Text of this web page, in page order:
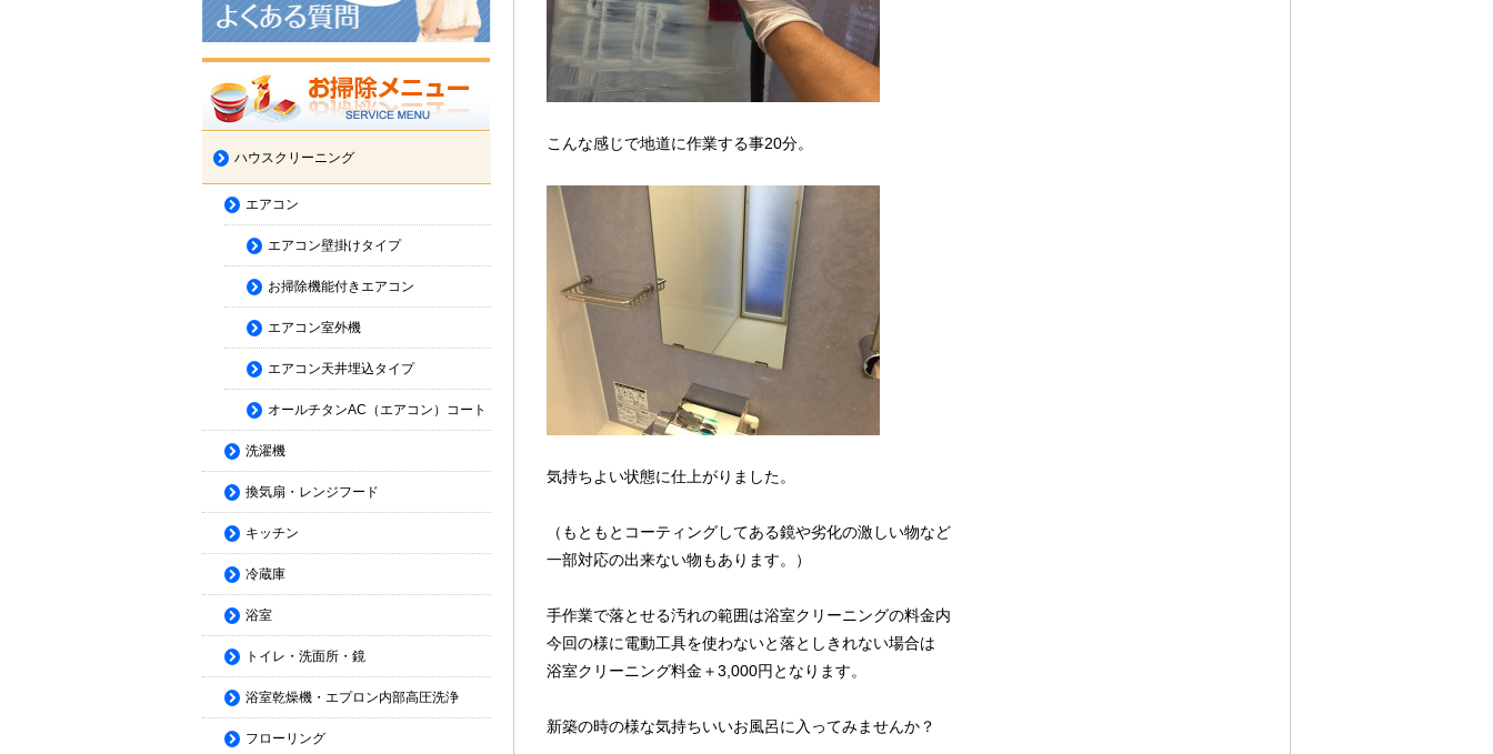
こんな感じで地道に作業する事20分。
気持ちよい状態に仕上がりました。
（もともとコーティングしてある鏡や劣化の激しい物など
一部対応の出来ない物もあります。）
手作業で落とせる汚れの範囲は浴室クリーニングの料金内
今回の様に電動工具を使わないと落としきれない場合は
浴室クリーニング料金＋3,000円となります。
新築の時の様な気持ちいいお風呂に入ってみませんか？
ハウスクリーニング
エアコン
エアコン壁掛けタイプ
お掃除機能付きエアコン
エアコン室外機
エアコン天井埋込タイプ
オールチタンAC（エアコン）コート
洗濯機
換気扇・レンジフード
キッチン
冷蔵庫
浴室
トイレ・洗面所・鏡
浴室乾燥機・エプロン内部高圧洗浄
フローリング